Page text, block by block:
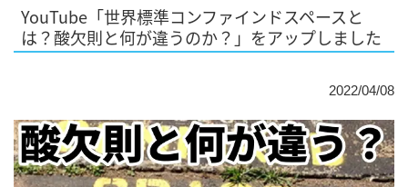
YouTube「世界標準コンファインドスペースと
は？酸欠則と何が違うのか？」をアップしました
2022/04/08